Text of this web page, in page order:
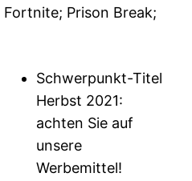
Fortnite; Prison Break;
Schwerpunkt-Titel
Herbst 2021:
achten Sie auf
unsere
Werbemittel!